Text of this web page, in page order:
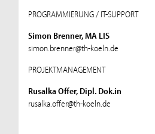
PROGRAMMIERUNG / IT-SUPPORT
Simon Brenner, MA LIS
simon.brenner@th-koeln.de
PROJEKTMANAGEMENT
Rusalka Offer, Dipl. Dok.in
rusalka.offer@th-koeln.de